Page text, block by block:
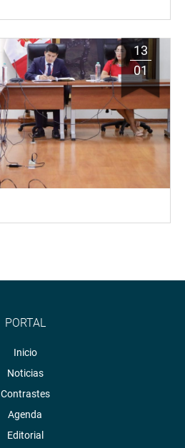
13
01
PORTAL
Inicio
Noticias
Contrastes
Agenda
Editorial